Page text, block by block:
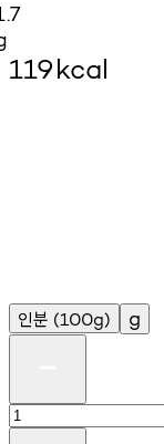
119kcal
인분 (100g) g